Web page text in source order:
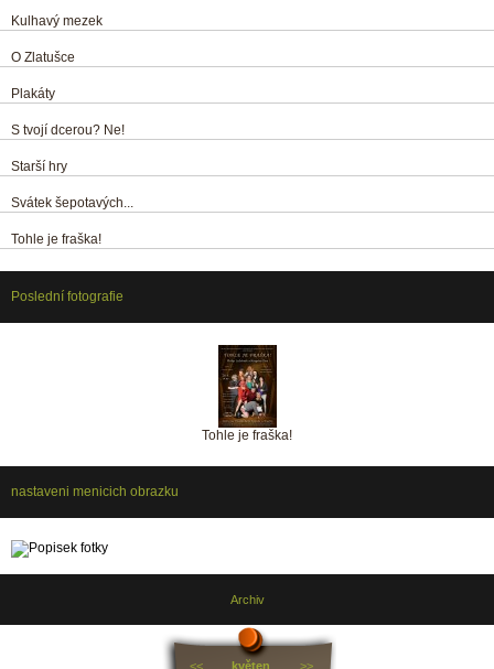
Kulhavý mezek
O Zlatušce
Plakáty
S tvojí dcerou? Ne!
Starší hry
Svátek šepotavých...
Tohle je fraška!
Poslední fotografie
Tohle je fraška!
nastaveni menicich obrazku
Archiv
<< květen >>